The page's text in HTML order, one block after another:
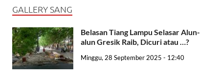
GALLERY SANG
Belasan Tiang Lampu Selasar Alun-
alun Gresik Raib, Dicuri atau …?
Minggu, 28 September 2025 - 12:40